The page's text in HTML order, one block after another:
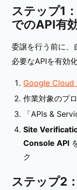
ステップ1
でのAPI有
委譲を行う前に
必要なAPIを有効
Google Cloud
作業対象のプ
「APIs &
Site
Console API
ク
ステップ2